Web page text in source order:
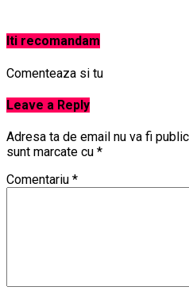
Iti recomandam
Comenteaza si tu
Leave a Reply
Adresa ta de email nu va fi
sunt marcate cu *
Comentariu *